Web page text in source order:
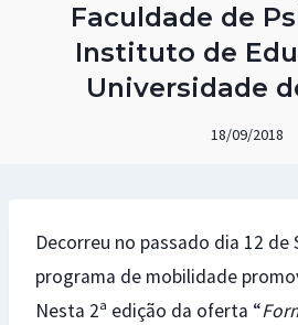
Faculdade de
Instituto de
Universidade
18/09/2018
Decorreu no passado dia 12 de
programa de mobilidade
Nesta 2ª edição da oferta “